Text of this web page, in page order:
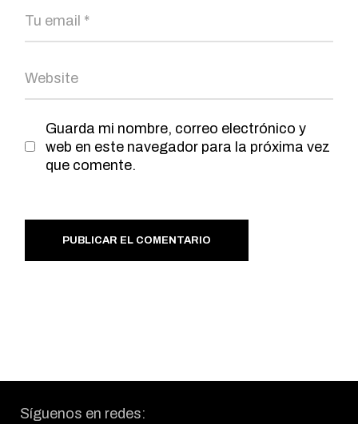
Guarda mi nombre, correo electrónico y
web en este navegador para la próxima vez
que comente.
PUBLICAR EL COMENTARIO
Síguenos en redes: